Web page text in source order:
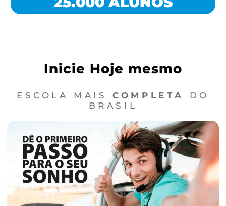
Inicie Hoje mesmo
ESCOLA MAISCOMPLETA
DO
BRASIL